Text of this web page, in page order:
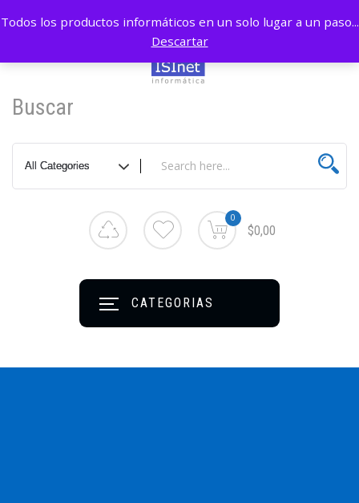
Buscar
0
$0,00
CATEGORIAS
Todos los productos informáticos en un solo lugar a un paso...
Descartar